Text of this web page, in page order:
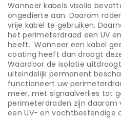
Wanneer kabels visolie
ongedierte aan. Daarom
vrije kabel te gebruiken.
het perimeterdraad een UV
heeft. Wanneer een kabel
coating heeft dan droogt
Waardoor de isolatie
uiteindelijk permanent
functioneert uw
meer, met signaalverlies tot
perimeterdraden zijn daarom
een UV- en vochtbestendige